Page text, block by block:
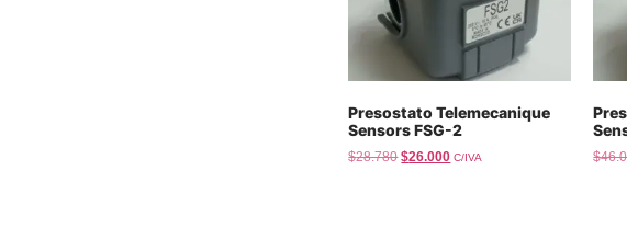
Presostato Telemecanique
Sensors FSG-2
$28.780 $26.000 C/IVA $